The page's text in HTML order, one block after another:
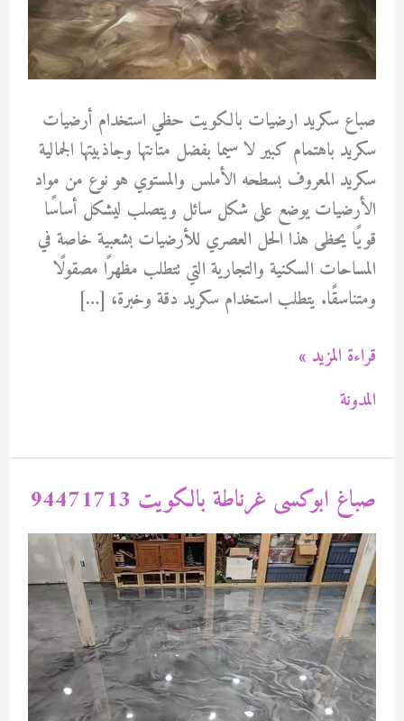
صباع سكريد ارضيات بالكويت حظي استخدام أرضيات
سكريد باهتمام كبير لا سيما بفضل متانتها وجاذبيتها الجمالية
سكريد المعروف بسطحه الأملس والمستوي هو نوع من مواد
الأرضيات يوضع على شكل سائل ويتصلب ليشكل أساسًا
قويًا يحظى هذا الحل العصري للأرضيات بشعبية خاصة في
المساحات السكنية والتجارية التي تتطلب مظهرًا مصقولًا
ومتناسقًا. يتطلب استخدام سكريد دقة وخبرة، […]
صباع
سكريد
ارضيات
قراءة المزيد »
المدونة
صباغ ابوكسى غرناطة بالكويت 94471713